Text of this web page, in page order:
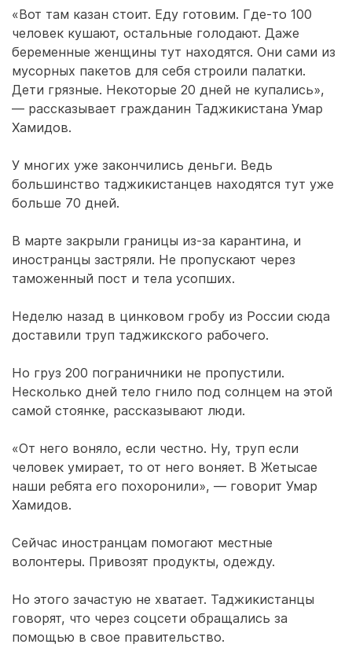
«Вот там казан стоит. Еду готовим. Где-то 100
человек кушают, остальные голодают. Даже
беременные женщины тут находятся. Они сами из
мусорных пакетов для себя строили палатки.
Дети грязные. Некоторые 20 дней не купались»,
— рассказывает гражданин Таджикистана Умар
Хамидов.
У многих уже закончились деньги. Ведь
большинство таджикистанцев находятся тут уже
больше 70 дней.
В марте закрыли границы из-за карантина, и
иностранцы застряли. Не пропускают через
таможенный пост и тела усопших.
Неделю назад в цинковом гробу из России сюда
доставили труп таджикского рабочего.
Но груз 200 пограничники не пропустили.
Несколько дней тело гнило под солнцем на этой
самой стоянке, рассказывают люди.
«От него воняло, если честно. Ну, труп если
человек умирает, то от него воняет. В Жетысае
наши ребята его похоронили», — говорит Умар
Хамидов.
Сейчас иностранцам помогают местные
волонтеры. Привозят продукты, одежду.
Но этого зачастую не хватает. Таджикистанцы
говорят, что через соцсети обращались за
помощью в свое правительство.